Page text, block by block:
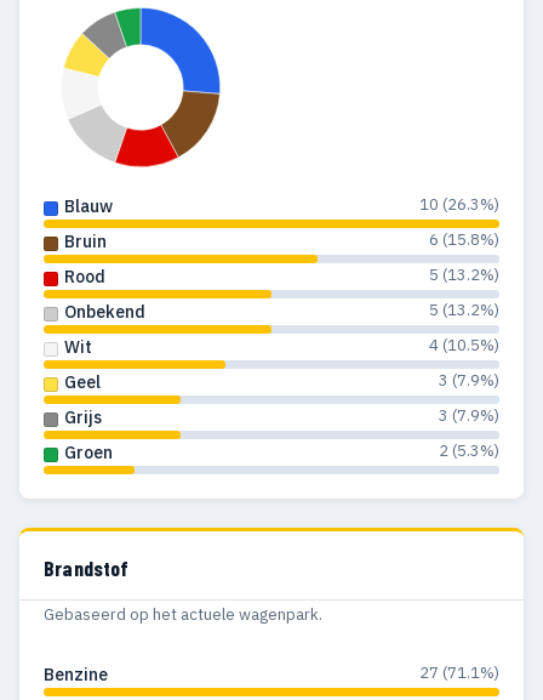
Blauw 10 (26.3%)
Bruin 6 (15.8%)
Rood 5 (13.2%)
Onbekend 5 (13.2%)
Wit 4 (10.5%)
Geel 3 (7.9%)
Grijs 3 (7.9%)
Groen 2 (5.3%)
Brandstof
Gebaseerd op het actuele wagenpark.
Benzine 27 (71.1%)